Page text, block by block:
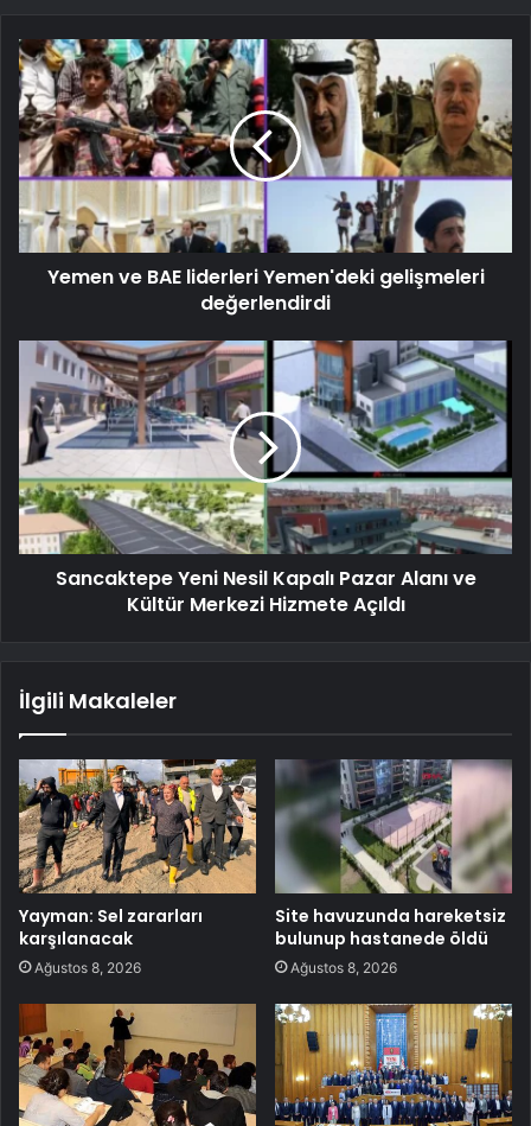
Yemen ve BAE liderleri Yemen'deki gelişmeleri
değerlendirdi
Sancaktepe Yeni Nesil Kapalı Pazar Alanı ve
Kültür Merkezi Hizmete Açıldı
İlgili Makaleler
Yayman: Sel zararları
karşılanacak
Ağustos 8, 2026
Site havuzunda hareketsiz
bulunup hastanede öldü
Ağustos 8, 2026